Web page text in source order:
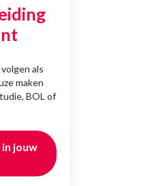
als
maken
BOL of
jouw